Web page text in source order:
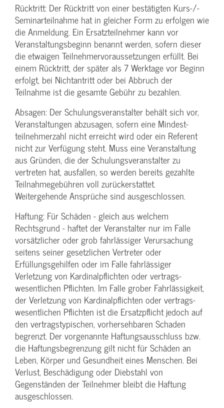
Rücktritt: Der Rücktritt von einer bestätigten Kurs-/­
Seminarteilnahme hat in gleicher Form zu erfolgen wie
die Anmeldung. Ein Ersatzteilnehmer kann vor
Veranstaltungs­beginn benannt werden, sofern dieser
die etwaigen Teilnehmer­voraussetzungen erfüllt. Bei
einem Rücktritt, der später als 7 Werktage vor Beginn
erfolgt, bei Nichtantritt oder bei Abbruch der
Teilnahme ist die gesamte Gebühr zu bezahlen.
Absagen: Der Schulungs­veranstalter behält sich vor,
Veranstaltungen abzusagen, sofern eine Mindest­
teilnehmerzahl nicht erreicht wird oder ein Referent
nicht zur Verfügung steht. Muss eine Veranstaltung
aus Gründen, die der Schulungs­veranstalter zu
vertreten hat, ausfallen, so werden bereits gezahlte
Teilnahme­gebühren voll zurückerstattet.
Weitergehende Ansprüche sind ausgeschlossen.
Haftung: Für Schäden - gleich aus welchem
Rechtsgrund - haftet der Veranstalter nur im Falle
vorsätzlicher oder grob fahrlässiger Verursachung
seitens seiner gesetzlichen Vertreter oder
Erfüllungsgehilfen oder im Falle fahrlässiger
Verletzung von Kardinalpflichten oder vertrags­
wesentlichen Pflichten. Im Falle grober Fahrlässigkeit,
der Verletzung von Kardinalpflichten oder vertrags­
wesentlichen Pflichten ist die Ersatzpflicht jedoch auf
den vertragstypischen, vorhersehbaren Schaden
begrenzt. Der vorgenannte Haftungs­ausschluss bzw.
die Haftungs­begrenzung gilt nicht für Schäden an
Leben, Körper und Gesundheit eines Menschen. Bei
Verlust, Beschädigung oder Diebstahl von
Gegenständen der Teilnehmer bleibt die Haftung
ausgeschlossen.